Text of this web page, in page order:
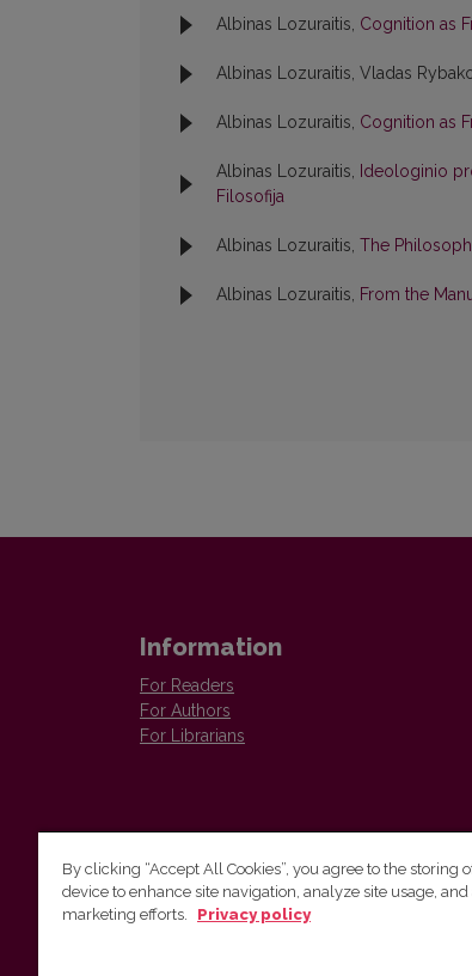
Albinas Lozuraitis, Cognition as
Albinas Lozuraitis, Vladas
Albinas Lozuraitis, Cognition as
Albinas Lozuraitis, Ideologinio
Filosofija
Albinas Lozuraitis, The
Albinas Lozuraitis, From the
Information
For Readers
For Authors
For Librarians
Vilnius University Press
By clicking “Accept All Cookies”, you agree to the storing
device to enhance site navigation, analyze site usage, and
marketing efforts.
Privacy policy